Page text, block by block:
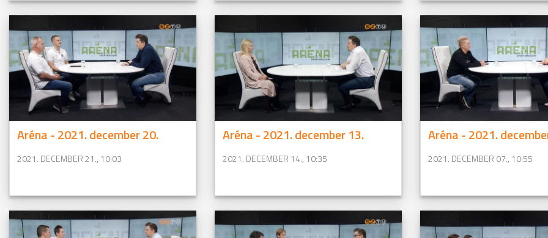
Aréna - 2021. december 20.
2021. DECEMBER 21., 10:03
Aréna - 2021. december 13.
2021. DECEMBER 14., 10:35
Aréna - 2021.
2021. DECEMBER 07., 10:55